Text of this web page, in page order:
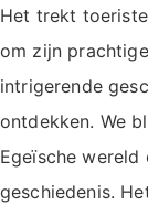
Het trekt
om zijn
intrigerende
ontdekken. We
Egeïsche wereld
geschiedenis.